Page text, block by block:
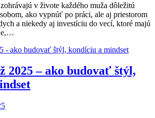
v živote každého muža dôležitú
ako vypnúť po práci, ale aj priestorom
a niekedy aj investíciu do vecí, ktoré majú
2025 – ako budovať štýl,